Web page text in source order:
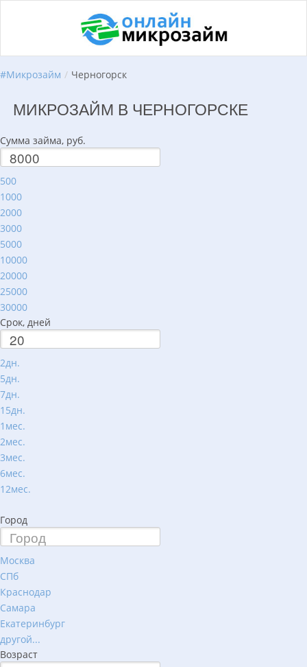
#Микрозайм / Черногорск
МИКРОЗАЙМ В ЧЕРНОГОРСКЕ
Сумма займа, руб.
500
1000
2000
3000
5000
10000
20000
25000
30000
Срок, дней
2дн.
5дн.
7дн.
15дн.
1мес.
2мес.
3мес.
6мес.
12мес.
Город
Москва
СПб
Краснодар
Самара
Екатеринбург
другой...
Возраст